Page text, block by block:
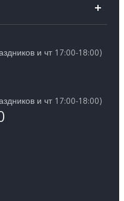
и чт 17:00-18:00)
и чт 17:00-18:00)